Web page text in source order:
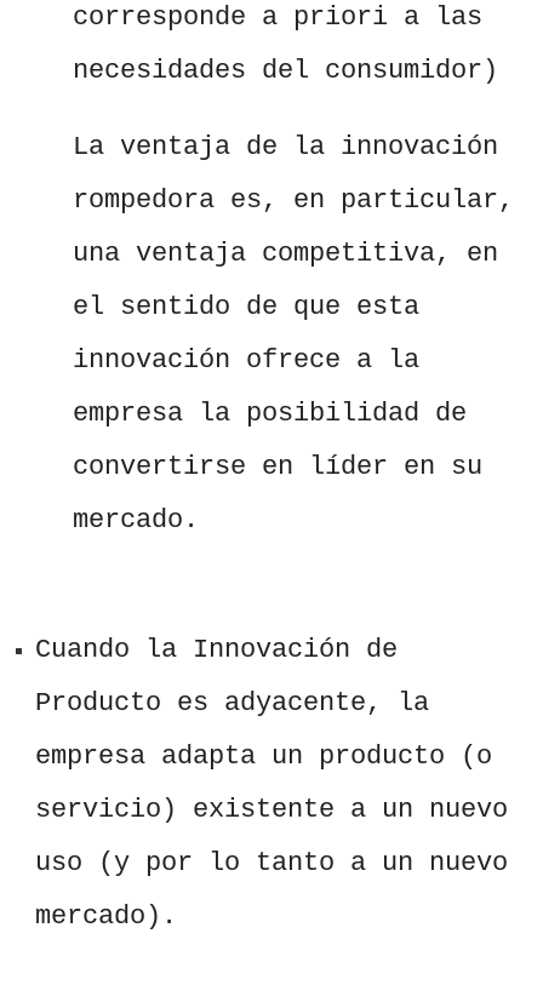
corresponde a priori a las
necesidades del consumidor)
La ventaja de la innovación
rompedora es, en particular,
una ventaja competitiva, en
el sentido de que esta
innovación ofrece a la
empresa la posibilidad de
convertirse en líder en su
mercado.
Cuando la Innovación de
Producto es adyacente, la
empresa adapta un producto (o
servicio) existente a un nuevo
uso (y por lo tanto a un nuevo
mercado).